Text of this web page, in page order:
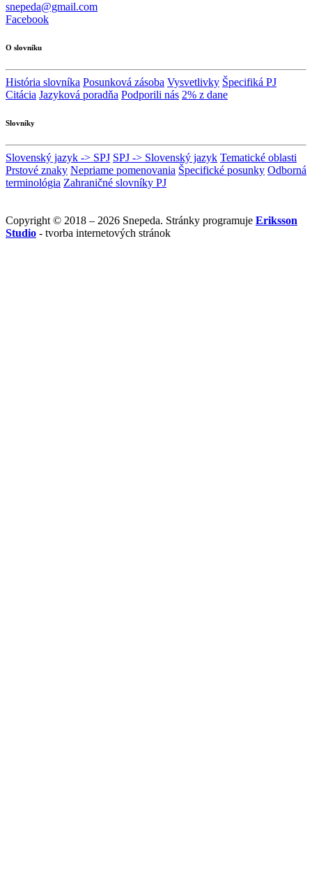
snepeda@gmail.com
Facebook
O slovníku
História slovníka Posunková zásoba Vysvetlivky Špecifiká PJ
Citácia Jazyková poradňa Podporili nás 2% z dane
Slovníky
Slovenský jazyk -> SPJ SPJ -> Slovenský jazyk Tematické oblasti
Prstové znaky Nepriame pomenovania Špecifické posunky Odborná
terminológia Zahraničné slovníky PJ
Copyright © 2018 – 2026 Snepeda. Stránky programuje Eriksson
Studio - tvorba internetových stránok